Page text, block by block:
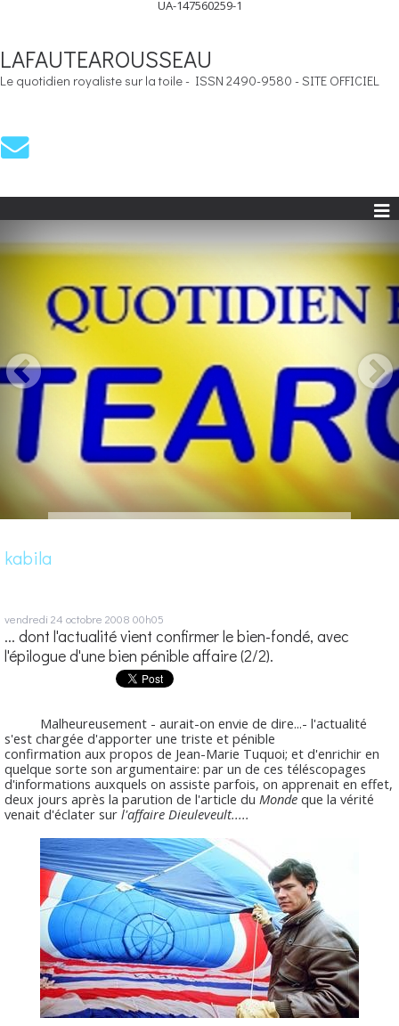
UA-147560259-1
LAFAUTEAROUSSEAU
Le quotidien royaliste sur la toile - ISSN 2490-9580 - SITE OFFICIEL
kabila
vendredi 24 octobre 2008 00h05
... dont l'actualité vient confirmer le bien-fondé, avec
l'épilogue d'une bien pénible affaire (2/2).
Malheureusement - aurait-on envie de dire...- l'actualité
s'est chargée d'apporter une triste et pénible
confirmation aux propos de Jean-Marie Tuquoi; et d'enrichir en
quelque sorte son argumentaire: par un de ces téléscopages
d'informations auxquels on assiste parfois, on apprenait en effet,
deux jours après la parution de l'article du Mondeque la vérité
venait d'éclater sur l'affaire Dieuleveult.....